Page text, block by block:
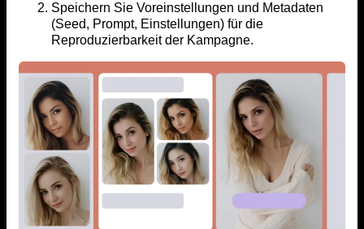
Speichern Sie Voreinstellungen und Metadaten
(Seed, Prompt, Einstellungen) für die
Reproduzierbarkeit der Kampagne.